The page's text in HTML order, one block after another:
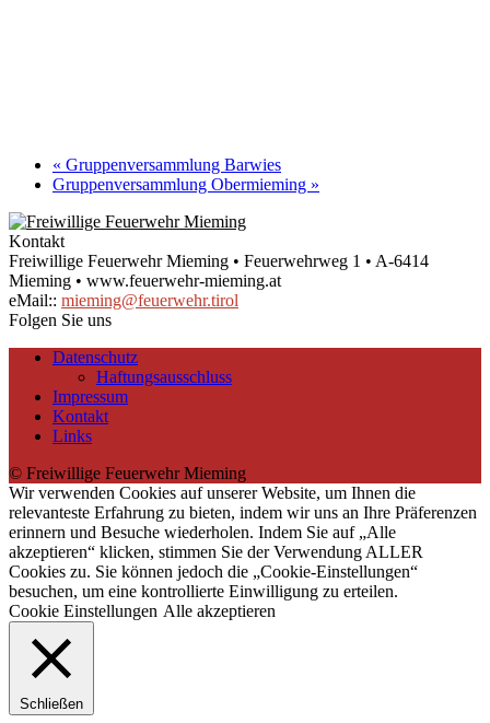
« Gruppenversammlung Barwies
Gruppenversammlung Obermieming »
Kontakt
Freiwillige Feuerwehr Mieming • Feuerwehrweg 1 • A-6414
Mieming • www.feuerwehr-mieming.at
eMail:: mieming@feuerwehr.tirol
Folgen Sie uns
Datenschutz
Haftungsausschluss
Impressum
Kontakt
Links
© Freiwillige Feuerwehr Mieming
Wir verwenden Cookies auf unserer Website, um Ihnen die
relevanteste Erfahrung zu bieten, indem wir uns an Ihre Präferenzen
erinnern und Besuche wiederholen. Indem Sie auf „Alle
akzeptieren“ klicken, stimmen Sie der Verwendung ALLER
Cookies zu. Sie können jedoch die „Cookie-Einstellungen“
besuchen, um eine kontrollierte Einwilligung zu erteilen.
Cookie Einstellungen Alle akzeptieren
Schließen